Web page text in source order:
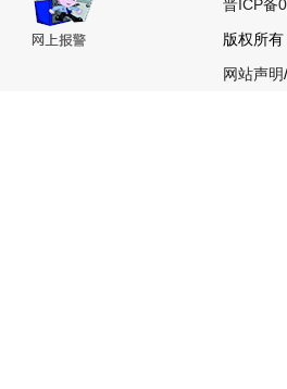
晋ICP备
版权所
网站声明/